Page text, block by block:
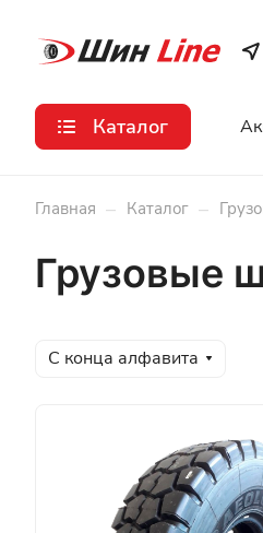
Каталог
Главная – Каталог –
Грузовые
С конца алфавита